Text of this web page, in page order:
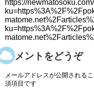
https://
コメントをどうぞ
メールアドレスが公開されるこ
須項目です